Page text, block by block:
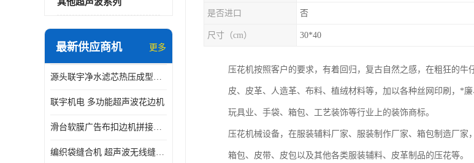
最新供应商机 更多
源头联宇净水滤芯热压成型机器 超声波大功率封边机
联宇机电 多功能超声波花边机
滑台软膜广告布扣边机拼接机用于焊接热合拼接作用
编织袋缝合机 超声波无线缝合机 厂家现货供应
是否进口 否
尺寸（cm） 30*40
压花机按照客户的要求，有着回归，复古自然之感，在粗狂的
皮、皮革、人造革、布料、植绒材料等，加以各种丝网印刷，*
玩具业、手袋、箱包、工艺装饰等行业上的装饰商标。
压花机械设备，在服装辅料厂家、服装制作厂家、箱包制造厂家
箱包、皮带、皮包以及其他各类服装辅料、皮革制品的压花等。